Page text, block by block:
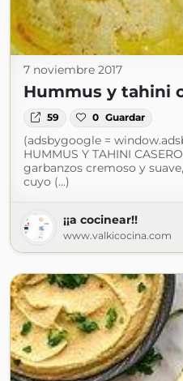
7 noviembre 2017
Hummus y tahini
59 0 Guardar
(adsbygoogle =
HUMMUS Y TAHINI
garbanzos cremoso y
cuyo (...)
¡¡a cocinear!!
www.valkicocina.com